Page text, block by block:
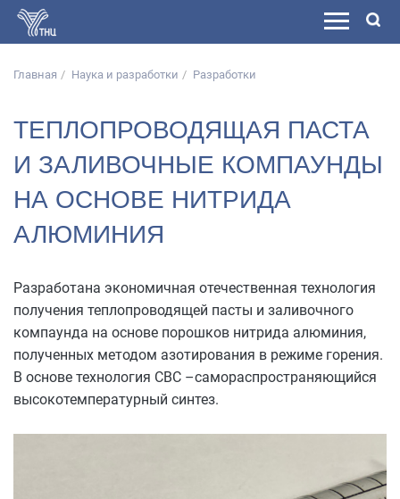
Главная Наука и разработки Разработки
ТЕПЛОПРОВОДЯЩАЯ ПАСТА
И ЗАЛИВОЧНЫЕ КОМПАУНДЫ
НА ОСНОВЕ НИТРИДА
АЛЮМИНИЯ
Разработана экономичная отечественная технология
получения теплопроводящей пасты и заливочного
компаунда на основе порошков нитрида алюминия,
полученных методом азотирования в режиме горения.
В основе технология СВС –самораспространяющийся
высокотемпературный синтез.